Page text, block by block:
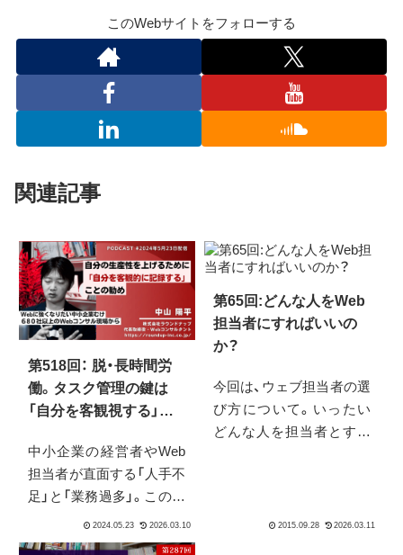
このWebサイトをフォローする
関連記事
第518回： 脱・長時間労
働。タスク管理の鍵は
「自分を客観視する」こ
中小企業の経営者やWeb
担当者が直面する「人手不
足」と「業務過多」。この課
題を解決するヒントは、
個々の生産性向上にあり
第65回:どんな人をWeb
担当者にすればいいの
か？
今回は、ウェブ担当者の選
び方について。いったい
どんな人を担当者とすれ
たまた慣れている若い